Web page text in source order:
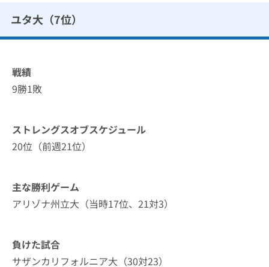
ユタ大（7位）
戦績
9勝1敗
ストレングスオブスケジュール
20位（前週21位）
主な勝利ゲーム
アリゾナ州立大（当時17位、21対3）
負けた試合
サザンカリフォルニア大（30対23）